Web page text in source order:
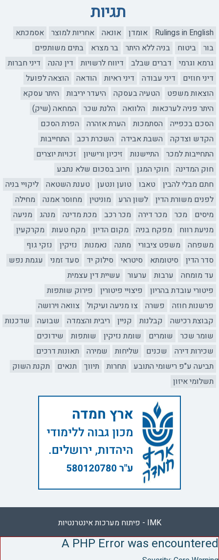
תגיות
Rulings in English אומדן אונאה אחריות למוצר
אסמכתא
בור
ביטוח בניה ללא היתר בר מצרא
בתים משותפים
גרמא וגרמי
דברים שבלב דיווח לרשויות דין נהנה
דיני חברות
דיני חוזים
דיני עבודה דיני ראיות הודאה
הוצאה לפועל
הוצאות משפט
הטעיה בעסקה היעדר יריבות
היתר עסקא
היתר פניה לערכאות
הלוואה הלנת שכר
המחאה (שיק)
הסכם בכפייה
הסתמכות הערת אזהרה
הפרת הסכם
הקדש וצדקה
השבת אבידה השכרת רכב
התחייבות
התחייבות למכר
התיישנות זיכיון ורישיון
זכויות יוצרים
חוק המדינה
חוקי המגן
חיוב בסכום שלא נתבע
חתם מבלי להבין
טאבו טוען ונטען טענת השטאה
ליקויי בניה
לפנים משורת הדין
לשון הרע מוניטין מחוסר אמנה
מחילה
מיסים
מכר מכר דירה מכר רכב מכת מדינה מנהג
מניעה
מניעת רווח
מפקח בניה מקום הדיון מקח טעות
מקרקעין
משפחה
משפט ציבורי מתנה נאמנות נזיקין
נזקי גוף
סדר הדין
סיטומתא סיטראי סילוק יד סעד זמני
עגמת נפש
עד מומחה
ערבות ערעור
עשיית דין עצמית
פיטורי עובדת בהריון
פיצויי פיטורין
פירוק שותפות
פרשנות חוזה
פשרה צו מניעה ועיקול
צוואה וירושה
קבוצת רכישה
קבלנות קניין ריבית והצמדה שבועה
שדכנות
שומר שכר
שומרים שומת נזיקין שותפות
שידוכים
שכירות דירה
שכנים שליחות שמירה
תאונות דרכים
תביעה ע"פ רישומי התובע
תחרות תיווך תנאים
תקנת השוק
תשלומי איזון
IMK - פיתוח מערכות אינטרנטיות
A PHP Error was encountered